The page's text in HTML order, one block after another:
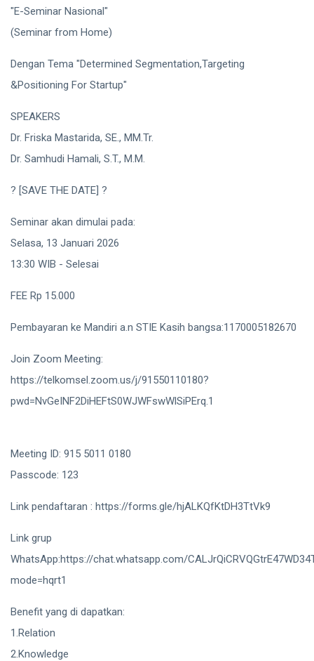
"E-Seminar Nasional"
(Seminar from Home)
Dengan Tema "Determined Segmentation,Targeting
&Positioning For Startup"
SPEAKERS
Dr. Friska Mastarida, SE., MM.Tr.
Dr. Samhudi Hamali, S.T., M.M.
? [SAVE THE DATE] ?
Seminar akan dimulai pada:
Selasa, 13 Januari 2026
13:30 WIB - Selesai
FEE Rp 15.000
Pembayaran ke Mandiri a.n STIE Kasih bangsa:1170005182670
Join Zoom Meeting:
https://telkomsel.zoom.us/j/91550110180?
pwd=NvGeINF2DiHEFtS0WJWFswWlSiPErq.1
Meeting ID: 915 5011 0180
Passcode: 123
Link pendaftaran : https://forms.gle/hjALKQfKtDH3TtVk9
Link grup
WhatsApp:https://chat.whatsapp.com/
mode=hqrt1
Benefit yang di dapatkan:
1.Relation
2.Knowledge